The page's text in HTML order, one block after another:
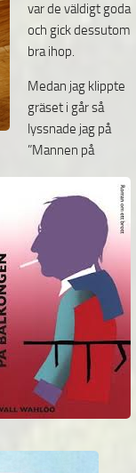
var de väldigt goda
och gick dessutom
bra ihop.
Medan jag klippte
gräset i går så
lyssnade jag på
”Mannen på